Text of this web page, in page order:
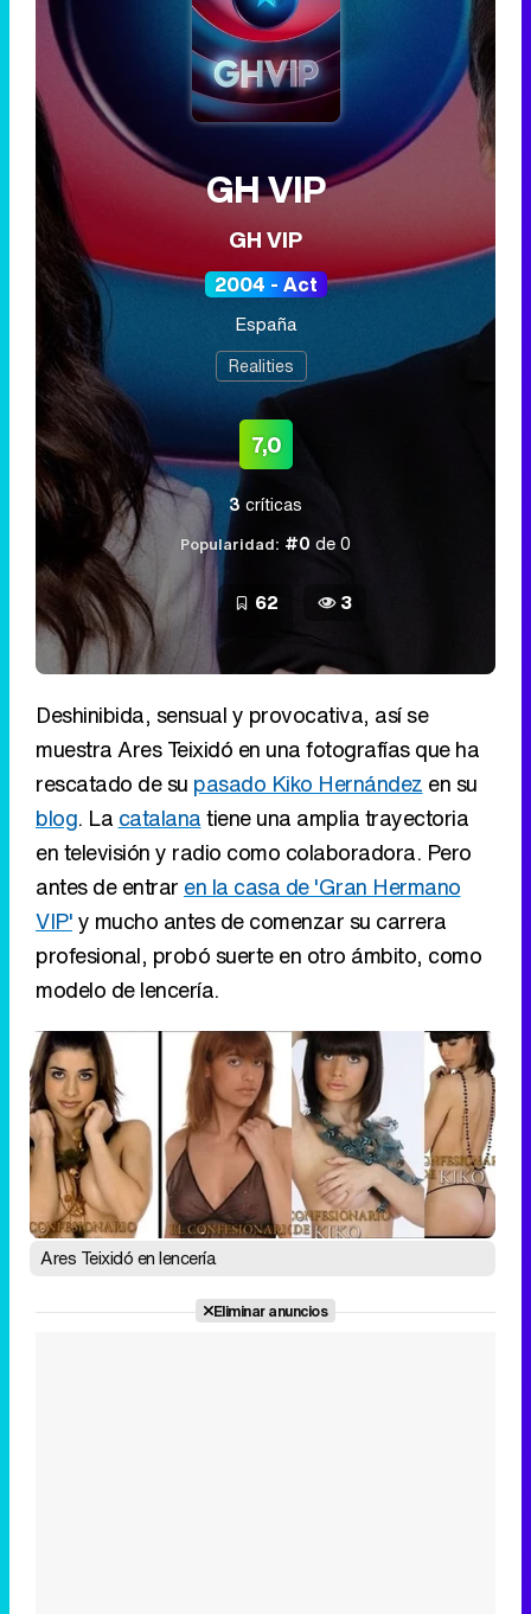
GH VIP
GH VIP
2004 - Act
España
Realities
7,0
3 críticas
Popularidad: #0 de 0
62 3
Deshinibida, sensual y provocativa, así se
muestra Ares Teixidó en una fotografías que ha
rescatado de su pasado Kiko Hernández en su
blog. La catalanatiene una amplia trayectoria
en televisión y radio como colaboradora. Pero
antes de entrar en la casa de 'Gran Hermano
VIP'y mucho antes de comenzar su carrera
profesional, probó suerte en otro ámbito, como
modelo de lencería.
Ares Teixidó en lencería
Eliminar anuncios